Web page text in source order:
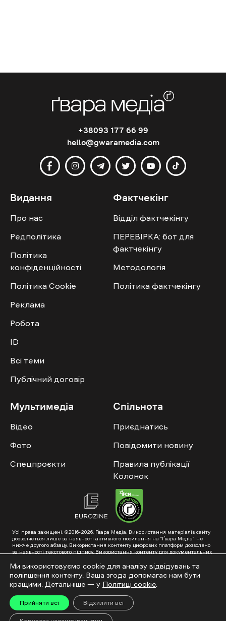
+38093 177 66 99
hello@gwaramedia.com
Видання
Про нас
Редполітика
Політика
конфіденційності
Політика Cookie
Реклама
Робота
ID
Всі теми
Публічний договір
Фактчекінг
Відділ фактчекінгу
ПЕРЕВІРКА: бот для
фактчекінгу
Методологія
Політика фактчекінгу
Мультимедіа
Відео
Фото
Спецпроєкти
Спільнота
Приєднатись
Повідомити новину
Правила публікації
Колонок
Усі права захищені. ©2016-2026. Ґвара Медіа. Використання матеріалів сайту
дозволяється лише за наявності активного посилання на “Ґвара Медіа” не
нижче другого абзацу. Використання контенту цифрових платформ дозволено
за наявності текстового підпису. Використання контенту для документальних
схвалення від редакції.
Суб’єкт у сфері онлайн-медіа; ідентифікатор медіа – R40-01353. Поштова
адреса: ГО «Ґвара Медіа», 61057, Харків, вул. Гоголя, 14, абонентська скринька
№7400
Підкинь нам тему на пошту – hello@gwaramedia.com
Модернізація сайту:
Ми використовуємо cookie для аналізу відвідувань та
поліпшення контенту. Ваша згода допомагає нам бути
кращими. Детальніше — у Політиці cookie
Прийняти всі Відхилити всі